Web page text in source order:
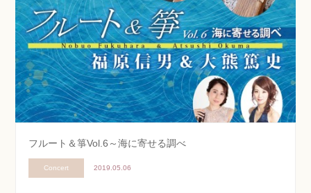
フルート＆箏Vol.6～海に寄せる調べ
Concert 2019.05.06